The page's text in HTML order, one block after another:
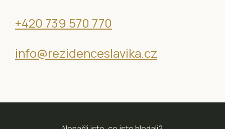
+420 739 570 770
info@rezidenceslavika.cz